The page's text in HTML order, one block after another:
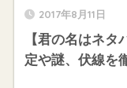
2017年8月11日
【君の名はネ
定や謎、伏線を